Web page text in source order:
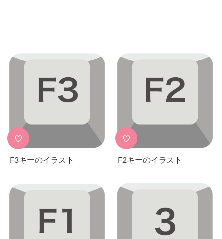
♡
F3キーのイラスト
♡
F2キーのイラスト